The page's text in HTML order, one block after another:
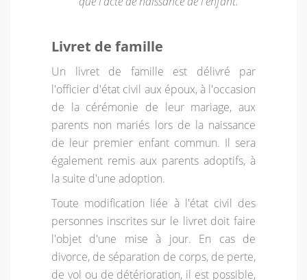
Livret de famille
Un livret de famille est délivré par
l'officier d'état civil aux époux, à l'occasion
de la cérémonie de leur mariage, aux
parents non mariés lors de la naissance
de leur premier enfant commun. Il sera
également remis aux parents adoptifs, à
la suite d'une adoption.
Toute modification liée à l'état civil des
personnes inscrites sur le livret doit faire
l'objet d'une mise à jour. En cas de
divorce, de séparation de corps, de perte,
de vol ou de détérioration, il est possible,